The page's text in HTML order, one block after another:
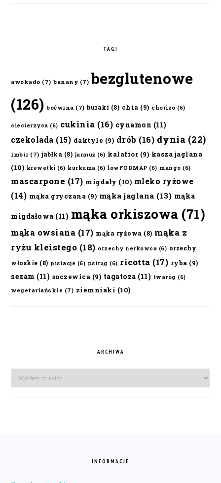
TAGI
awokado (7) banany (7) bezglutenowe
(126) boćwina (7) buraki (8) chia (9) chorizo (6)
ciecierzyca (6) cukinia (16) cynamon (11)
czekolada (15) daktyle (9) drób (16) dynia (22)
imbir (7) jabłka (8) jarmuż (6) kalafior(9) kasza jaglana
(10) krewetki (6) kurkuma (6) lowFODMAP (6) mango (6)
mascarpone (17) migdały (10) mleko ryżowe
(14) mąka gryczana (9) mąka jaglana (13) mąka
migdałowa (11) mąka orkiszowa (71)
mąka owsiana (17) mąka ryżowa (8) mąka z
ryżu kleistego (18) orzechy nerkowca (6) orzechy
włoskie (8) pistacje (6) pstrąg (6) ricotta (17) ryba (9)
sezam (11) soczewica (9) tagatoza (11) twaróg (6)
wegetariańskie (7) ziemniaki (10)
ARCHIWA
Archiwa
INFORMACJE